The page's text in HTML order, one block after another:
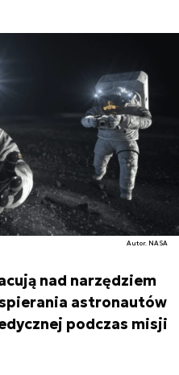
Autor. NASA
nad narzędziem
astronautów
podczas misji